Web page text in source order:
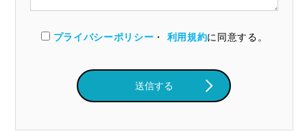
プライバシーポリシー ・ 利用規約に同意する。